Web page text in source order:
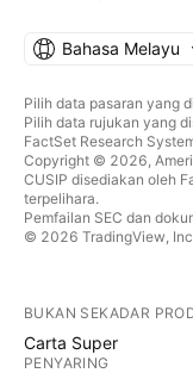
Bahasa Melayu
Pilih data pasaran yang
Pilih data rujukan yang
FactSet Research
Copyright © 2026,
CUSIP disediakan oleh
terpelihara.
Pemfailan SEC dan
© 2026 TradingView,
BUKAN SEKADAR
Carta Super
PENYARING